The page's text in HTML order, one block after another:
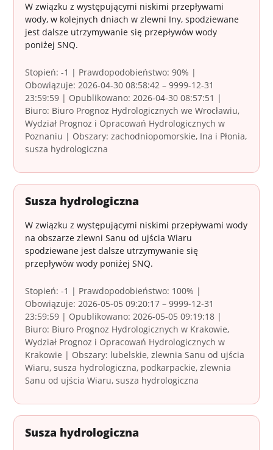
W związku z występującymi niskimi przepływami
wody, w kolejnych dniach w zlewni Iny, spodziewane
jest dalsze utrzymywanie się przepływów wody
poniżej SNQ.
Stopień: -1 | Prawdopodobieństwo: 90% |
Obowiązuje: 2026-04-30 08:58:42 – 9999-12-31
23:59:59 | Opublikowano: 2026-04-30 08:57:51 |
Biuro: Biuro Prognoz Hydrologicznych we Wrocławiu,
Wydział Prognoz i Opracowań Hydrologicznych w
Poznaniu | Obszary: zachodniopomorskie, Ina i Płonia,
susza hydrologiczna
Susza hydrologiczna
W związku z występującymi niskimi przepływami wody
na obszarze zlewni Sanu od ujścia Wiaru
spodziewane jest dalsze utrzymywanie się
przepływów wody poniżej SNQ.
Stopień: -1 | Prawdopodobieństwo: 100% |
Obowiązuje: 2026-05-05 09:20:17 – 9999-12-31
23:59:59 | Opublikowano: 2026-05-05 09:19:18 |
Biuro: Biuro Prognoz Hydrologicznych w Krakowie,
Wydział Prognoz i Opracowań Hydrologicznych w
Krakowie | Obszary: lubelskie, zlewnia Sanu od ujścia
Wiaru, susza hydrologiczna, podkarpackie, zlewnia
Sanu od ujścia Wiaru, susza hydrologiczna
Susza hydrologiczna